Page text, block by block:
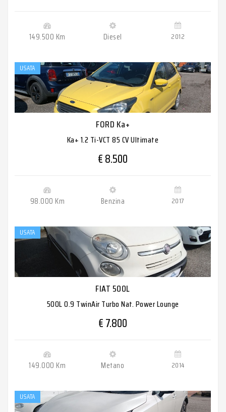
149.500 Km Diesel 2012
USATA
FORD Ka+
Ka+ 1.2 Ti-VCT 85 CV Ultimate
€ 8.500
98.000 Km Benzina 2017
USATA
FIAT 500L
500L 0.9 TwinAir Turbo Nat. Power Lounge
€ 7.800
149.000 Km Metano 2014
USATA